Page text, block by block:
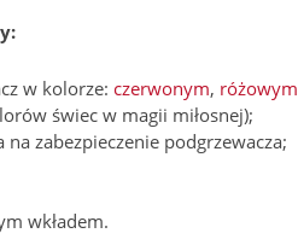
w kolorze: czerwonym, różowym
świec w magii miłosnej);
zabezpieczenie podgrzewacza;
wkładem.